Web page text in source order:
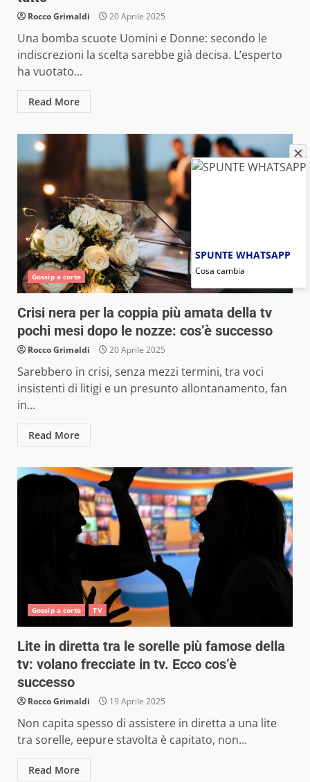
Rocco Grimaldi 20 Aprile 2025
Una bomba scuote Uomini e Donne: secondo le
indiscrezioni la scelta sarebbe già decisa. L’esperto
ha vuotato...
Read More
Gossip a corte
Crisi nera per la coppia più amata della tv
pochi mesi dopo le nozze: cos’è successo
Rocco Grimaldi 20 Aprile 2025
Sarebbero in crisi, senza mezzi termini, tra voci
insistenti di litigi e un presunto allontanamento, fan
in...
Read More
Gossip a corte TV
Lite in diretta tra le sorelle più famose della
tv: volano frecciate in tv. Ecco cos’è
successo
Rocco Grimaldi 19 Aprile 2025
Non capita spesso di assistere in diretta a una lite
tra sorelle, eepure stavolta è capitato, non...
Read More
SPUNTE WHATSAPP
Cosa cambia